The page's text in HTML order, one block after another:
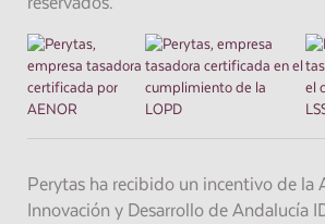
Perytas ha recibido un incentivo de la
Innovación y Desarrollo de Andalucía